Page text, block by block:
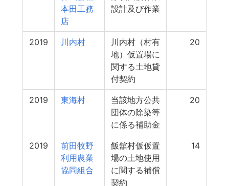
本田工務
店
設計及び作業
2019 川内村
川内村（村有
地）仮置場に
関する土地貸
付契約
20
2019 東海村
当該地方公共
団体の除染等
に係る補助金
20
2019
前田牧野
利用農業
協同組合
飯舘村仮仮置
場の土地使用
に関する補償
契約
14